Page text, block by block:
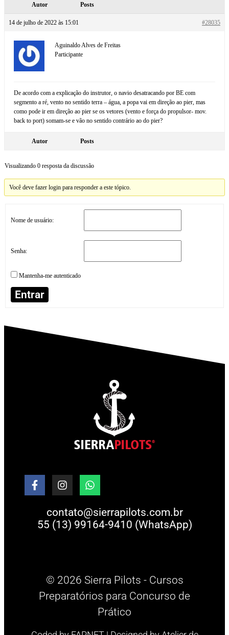
Autor Posts
14 de julho de 2022 às 15:01 #28035
Aguinaldo Alves de Freitas
Participante
De acordo com a explicação do instrutor, o navio desatracando por BE com
segmento a ré, vento no sentido terra – água, a popa vai em direção ao pier, mas
como pode ir em direção ao pier se os vetores (vento e força do propulsor- mov.
back to port) somam-se e vão no sentido contrário ao do pier?
Autor Posts
Visualizando 0 resposta da discussão
Você deve fazer login para responder a este tópico.
Nome de usuário:
Senha:
Mantenha-me autenticado
Entrar
contato@sierrapilots.com.br
55 (13) 99164-9410 (WhatsApp)
© 2026 Sierra Pilots - Cursos
Preparatórios para Concurso de
Prático